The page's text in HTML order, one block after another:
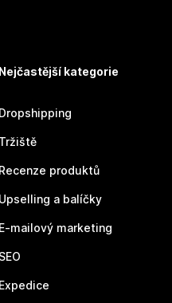
Nejčastější kategorie
Dropshipping
Tržiště
Recenze produktů
Upselling a balíčky
E-mailový marketing
SEO
Expedice